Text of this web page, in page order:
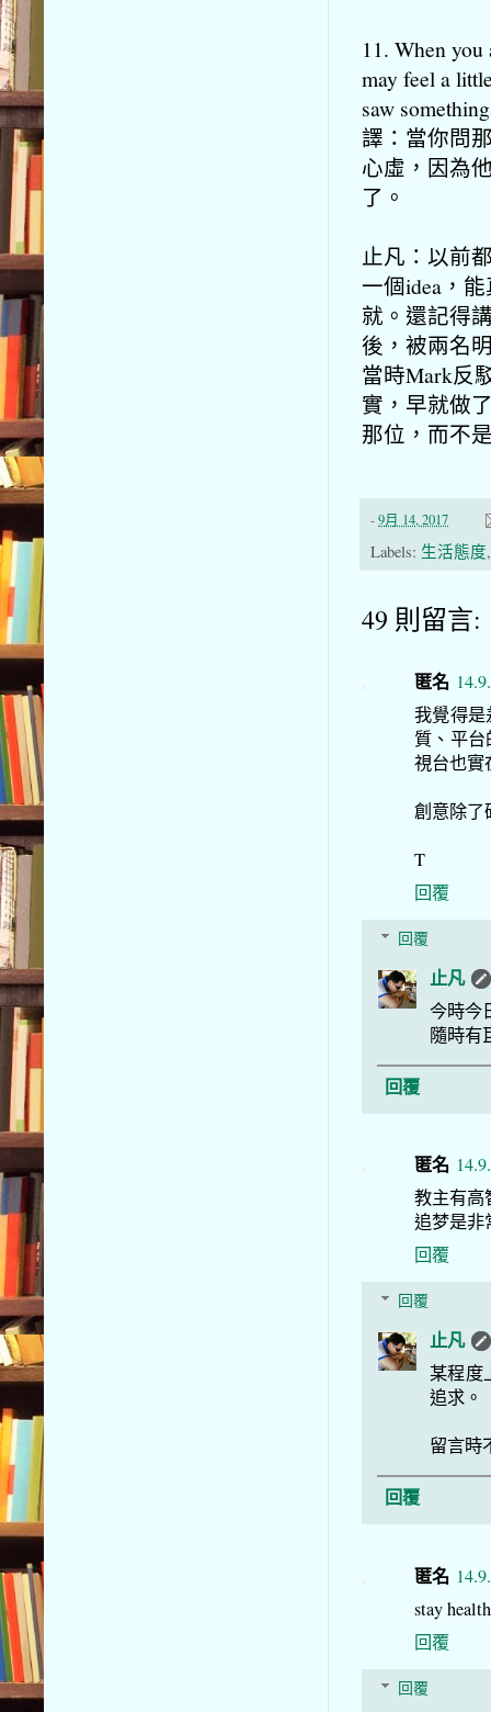
11. When
may feel a
saw
譯：當你問
心虛，因為
了。
止凡：以前
一個idea，
就。還記得
後，被兩名
當時Mark反
實，早就做
那位，而不
-9月 14, 2017
Labels: 生活態度
49 則留言:
匿名
我覺得
質、平
視台也實
創意除了
T
回覆
回覆
止凡
今時今
隨時有
回覆
匿名
教主有高
追梦是非
回覆
回覆
止凡
某程度
追求。
留言時
回覆
匿名
stay
回覆
回覆